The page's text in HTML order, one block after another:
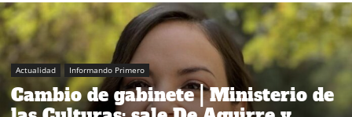
Actualidad Informando Primero
Cambio de gabinete | Ministerio de